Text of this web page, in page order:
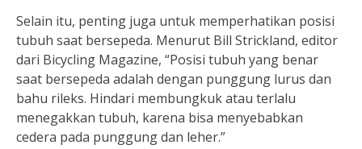
Selain itu, penting juga untuk memperhatikan posisi
tubuh saat bersepeda. Menurut Bill Strickland, editor
dari Bicycling Magazine, “Posisi tubuh yang benar
saat bersepeda adalah dengan punggung lurus dan
bahu rileks. Hindari membungkuk atau terlalu
menegakkan tubuh, karena bisa menyebabkan
cedera pada punggung dan leher.”